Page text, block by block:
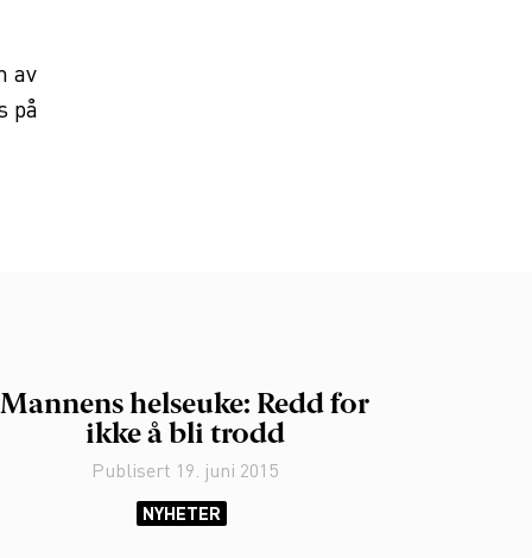
av
på
Mannens helseuke: Redd for
ikke å bli trodd
Publisert 19. juni 2015
NYHETER